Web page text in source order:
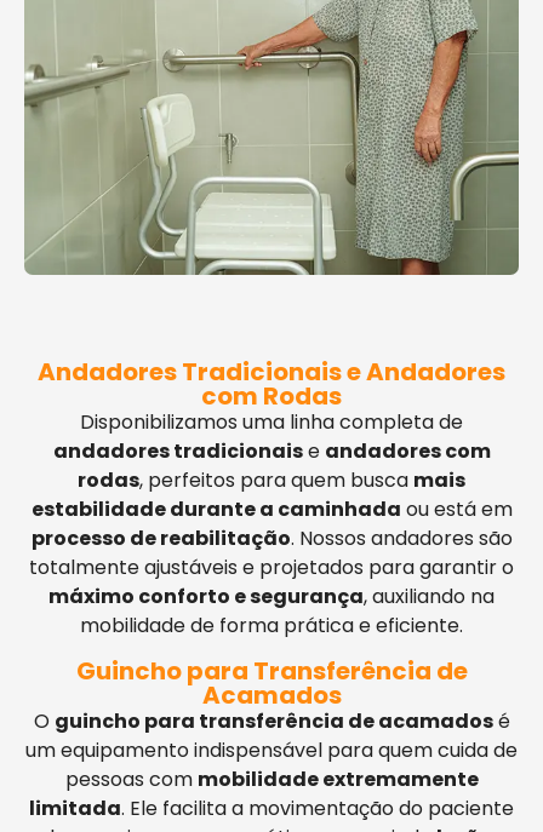
Andadores Tradicionais e Andadores
com Rodas
Disponibilizamos uma linha completa de
andadores tradicionaise andadores com
rodas, perfeitos para quem busca mais
estabilidade durante a caminhada ou está em
processo de reabilitação. Nossos andadores são
totalmente ajustáveis e projetados para garantir o
máximo conforto e segurança, auxiliando na
mobilidade de forma prática e eficiente.
Guincho para Transferência de
Acamados
O guincho para transferência de acamadosé
um equipamento indispensável para quem cuida de
pessoas com mobilidade extremamente
limitada. Ele facilita a movimentação do paciente